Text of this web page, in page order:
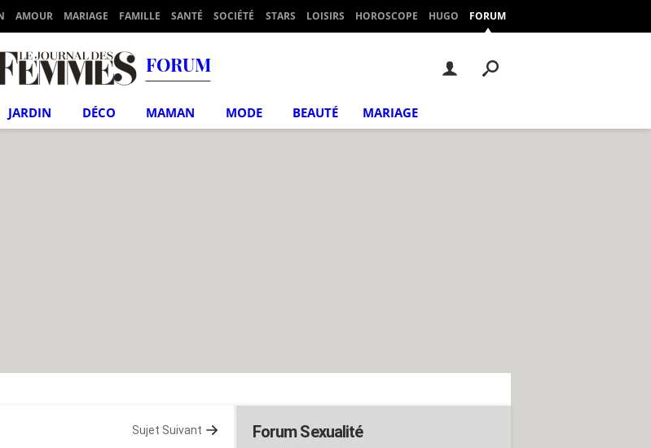
AMOUR MARIAGE FAMILLE SANTÉ SOCIÉTÉ STARS LOISIRS HOROSCOPE HUGO FORUM
FORUM
JARDIN DÉCO MAMAN MODE BEAUTÉ MARIAGE
Sujet Suivant Forum Sexualité